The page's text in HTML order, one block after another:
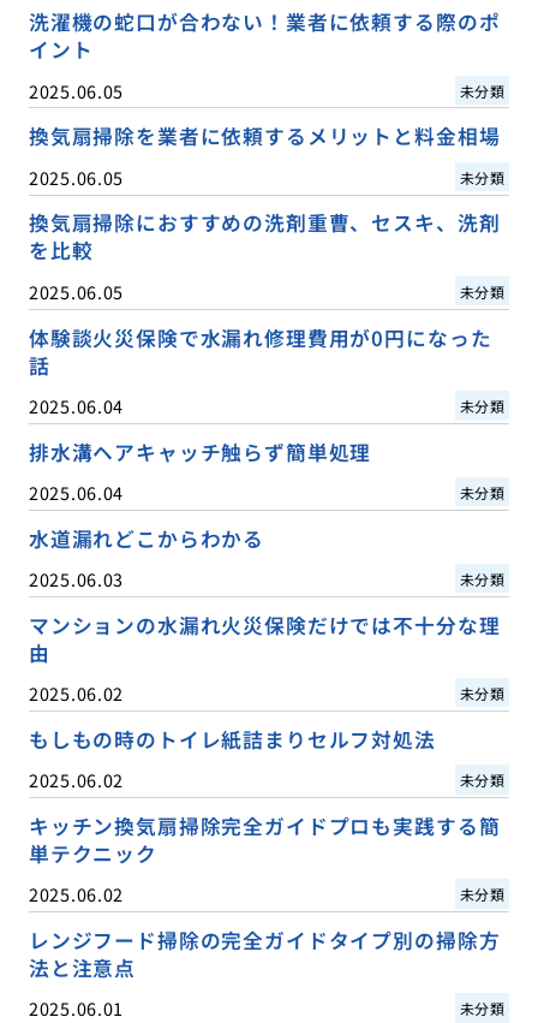
洗濯機の蛇口が合わない！業者に依頼する際のポ
イント
2025.06.05 未分類
換気扇掃除を業者に依頼するメリットと料金相場
2025.06.05 未分類
換気扇掃除におすすめの洗剤重曹、セスキ、洗剤
を比較
2025.06.05 未分類
体験談火災保険で水漏れ修理費用が0円になった
話
2025.06.04 未分類
排水溝ヘアキャッチ触らず簡単処理
2025.06.04 未分類
水道漏れどこからわかる
2025.06.03 未分類
マンションの水漏れ火災保険だけでは不十分な理
由
2025.06.02 未分類
もしもの時のトイレ紙詰まりセルフ対処法
2025.06.02 未分類
キッチン換気扇掃除完全ガイドプロも実践する簡
単テクニック
2025.06.02 未分類
レンジフード掃除の完全ガイドタイプ別の掃除方
法と注意点
2025.06.01 未分類